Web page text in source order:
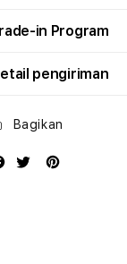
in Program
pengiriman
Bagikan